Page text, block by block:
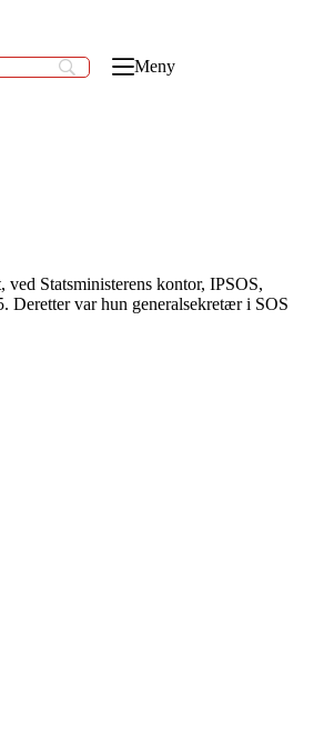
Meny
Statsministerens kontor, IPSOS,
Deretter var hun generalsekretær i SOS